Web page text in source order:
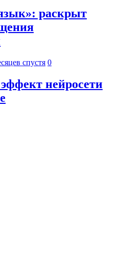
раскрыт
спустя 0
нейросети